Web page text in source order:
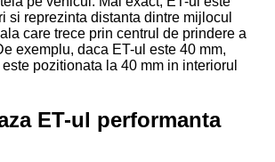
si reprezinta distanta dintre mijlocul
care trece prin centrul de prindere a
exemplu, daca ET-ul este 40 mm,
pozitionata la 40 mm in interiorul
ET-ul performanta